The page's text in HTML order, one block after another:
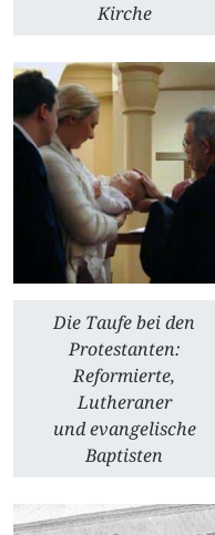
Kirche
Die Taufe bei den
Protestanten:
Reformierte,
Lutheraner
und evangelische
Baptisten